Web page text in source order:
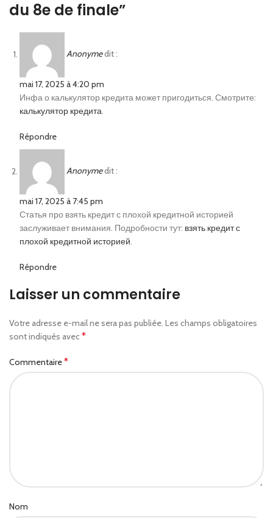
du 8e de finale”
Anonymedit :
mai 17, 2025 à 4:20 pm
Инфа о калькулятор кредита может пригодиться. Смотрите:
калькулятор кредита.
Répondre
Anonymedit :
mai 17, 2025 à 7:45 pm
Статья про взять кредит с плохой кредитной историей
заслуживает внимания. Подробности тут: взять кредит с
плохой кредитной историей.
Répondre
Laisser un commentaire
Votre adresse e-mail ne sera pas publiée. Les champs obligatoires
sont indiqués avec *
Commentaire*
Nom